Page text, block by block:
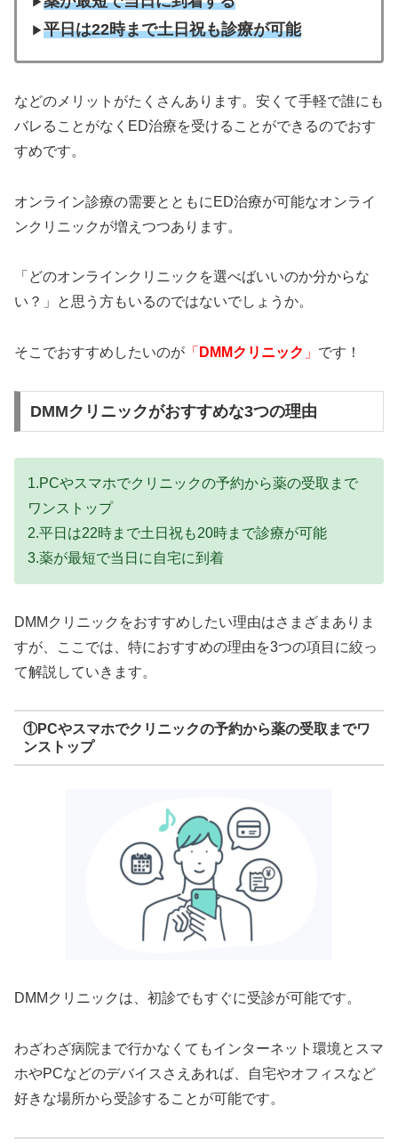
▶︎平日は22時まで土日祝も診療が可能
などのメリットがたくさんあります。安くて手軽で誰にも
バレることがなくED治療を受けることができるのでおす
すめです。
オンライン診療の需要とともにED治療が可能なオンライ
ンクリニックが増えつつあります。
「どのオンラインクリニックを選べばいいのか分からな
い？」と思う方もいるのではないでしょうか。
そこでおすすめしたいのが 「 DMMクリニック 」 です！
DMMクリニックがおすすめな3つの理由
1.PCやスマホでクリニックの予約から薬の受取まで
ワンストップ
2.平日は22時まで土日祝も20時まで診療が可能
3.薬が最短で当日に自宅に到着
DMMクリニックをおすすめしたい理由はさまざまありま
すが、ここでは、特におすすめの理由を3つの項目に絞っ
て解説していきます。
①PCやスマホでクリニックの予約から薬の受取までワ
ンストップ
DMMクリニックは、初診でもすぐに受診が可能です。
わざわざ病院まで行かなくてもインターネット環境とスマ
ホやPCなどのデバイスさえあれば、自宅やオフィスなど
好きな場所から受診することが可能です。